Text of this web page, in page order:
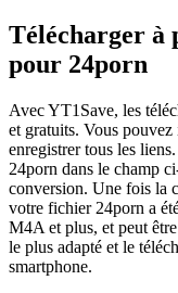
Télécharger à
pour 24porn
Avec YT1Save, les
et gratuits. Vous
enregistrer tous les
24porn dans le champ
conversion. Une fois la
votre fichier 24porn a
M4A et plus, et peut
le plus adapté et le
smartphone.